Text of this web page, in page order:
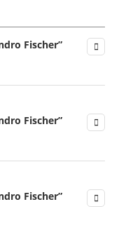
Fischer”
Fischer”
Fischer”